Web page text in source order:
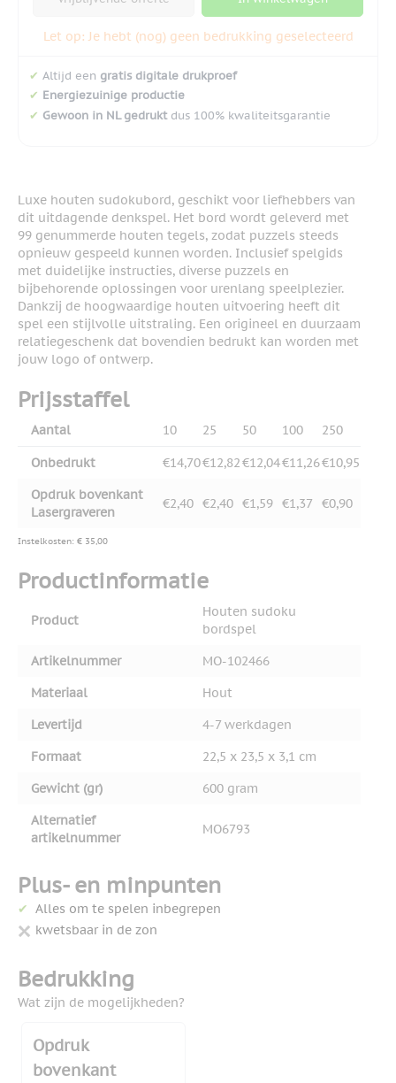
Let op: Je hebt (nog) geen bedrukking geselecteerd
✔ Altijd een gratis digitale drukproef
✔ Energiezuinige productie
✔ Gewoon in NL gedruktdus 100% kwaliteitsgarantie
Luxe houten sudokubord, geschikt voor liefhebbers van
dit uitdagende denkspel. Het bord wordt geleverd met
99 genummerde houten tegels, zodat puzzels steeds
opnieuw gespeeld kunnen worden. Inclusief spelgids
met duidelijke instructies, diverse puzzels en
bijbehorende oplossingen voor urenlang speelplezier.
Dankzij de hoogwaardige houten uitvoering heeft dit
spel een stijlvolle uitstraling. Een origineel en duurzaam
relatiegeschenk dat bovendien bedrukt kan worden met
jouw logo of ontwerp.
Prijsstaffel
Aantal 10 25 50 100 250
Onbedrukt €14,70€12,82€12,04€11,26€10,95
Opdruk bovenkant
Lasergraveren
€2,40 €2,40 €1,59 €1,37 €0,90
Instelkosten: € 35,00
Productinformatie
Product
Houten sudoku
bordspel
Artikelnummer
MO-102466
Materiaal
Hout
Levertijd
4-7 werkdagen
Formaat
22,5 x 23,5 x 3,1 cm
Gewicht (gr)
600 gram
Alternatief
artikelnummer
MO6793
Plus- en minpunten
Alles om te spelen inbegrepen
kwetsbaar in de zon
Bedrukking
Wat zijn de mogelijkheden?
Opdruk
bovenkant